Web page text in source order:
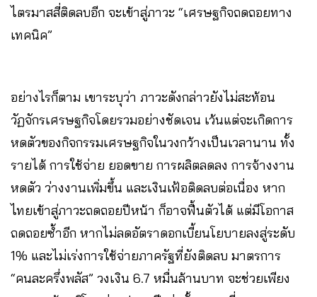
ไตรมาสสี่ติดลบอีก จะเข้าสู่ภาวะ “เศรษฐกิจถดถอยทาง
เทคนิค”
อย่างไรก็ตาม เขาระบุว่า ภาวะดังกล่าวยังไม่สะท้อน
วัฏจักรเศรษฐกิจโดยรวมอย่างชัดเจน เว้นแต่จะเกิดการ
หดตัวของกิจกรรมเศรษฐกิจในวงกว้างเป็นเวลานาน ทั้ง
รายได้ การใช้จ่าย ยอดขาย การผลิตลดลง การจ้างงาน
หดตัว ว่างงานเพิ่มขึ้น และเงินเฟ้อติดลบต่อเนื่อง หาก
ไทยเข้าสู่ภาวะถดถอยปีหน้า ก็อาจฟื้นตัวได้ แต่มีโอกาส
ถดถอยซ้ำอีก หากไม่ลดอัตราดอกเบี้ยนโยบายลงสู่ระดับ
1% และไม่เร่งการใช้จ่ายภาครัฐที่ยังติดลบ มาตรการ
“คนละครึ่งพลัส” วงเงิน 6.7 หมื่นล้านบาท จะช่วยเพียง